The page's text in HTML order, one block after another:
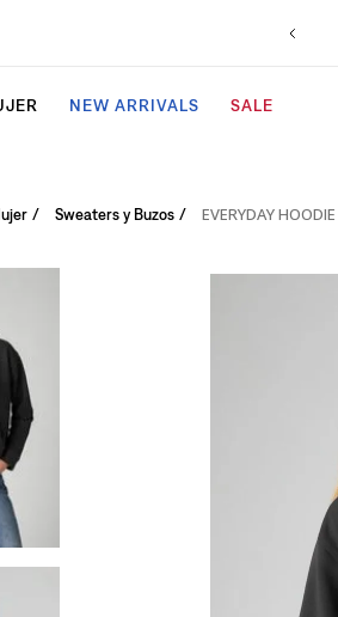
NEW ARRIVALS SALE
Sweaters y Buzos EVERYDAY